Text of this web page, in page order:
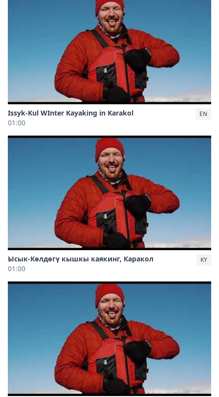
Issyk-Kul WInter Kayaking in Karakol
01:00
EN
Ысык-Көлдөгү кышкы каякинг, Каракол
01:00
KY